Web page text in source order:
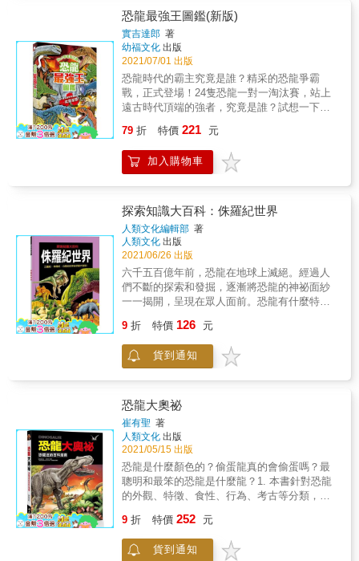
學家的工作 ▌ 考古學家的工作除了「發掘」之
外，要做的事情還有很多，跟著套盒內附的
「我的恐龍研究筆記本」，一步一步成為小小
考古學家吧！當發掘考古遺跡後，考古學家要
記錄發現到的情形，包括內容、時間、過程、
方法等。挖出化石後，小小考古學家能根據整
理出來的資料復原出古代恐龍的樣貌喔，這個
過程目的是培養孩子的觀察力和描述能力。 ▌
不只是玩具，也是恐龍小百科 ▌ 「我的恐龍研
究筆記本」裡收錄了15種詳細的恐龍檔案，有
霸王龍、棘龍、梁龍、三角龍、劍龍、甲龍等
等，超多恐龍種類，讓孩子不只享受挖掘、組
介紹後設下小問答，幫助孩子複習，並訓練歸
納重點的能力。 ▌在家就能體驗逛博物館 ▌ 超
擬真又精巧的霸王龍化石，還原真實恐龍的化
石，彷彿走進博物館，一睹霸王龍帥氣的樣
貌！還能收藏起來，快來打造專屬你的恐龍博
物館吧！另外，霸王龍的四肢和頭部具有可動
性，小手動一動&hellip;&hellip;哇！霸王龍動起
來了！栩栩如生，彷彿霸王龍重現於世！ ▌適
合家長陪同，增進親子互動 ▌ 本產品皆採用安
議家長陪同孩子一起挖掘、組裝霸王龍化石，
家長放心、小孩也玩得開心，並增進親子感
情。 ＊適讀年齡：4歲以上
3D繪圖技術、以及豐富的動物行為知識，來重
現本書中獨一無二的史前動物圖像。 本書特色
高畫質3D電腦成像重現恐龍與其化史前生物的
精緻細節 活靈活現的各種恐龍躍然書頁之上 千
萬得小心，牠們就要跑出來了！ 穿越時空 回到
中生代，探訪漫步於陸地的凶猛恐龍、飛翔於
天空的可怕翼龍、以及巡游於大海的海生爬行
動物。 證據說話 運用最新的出土化石與研究成
果，以詳盡的細節探索每一類史前動物，綱舉
僅介紹各種令人著迷的史前物種，還探索許多
相關的恐龍科學，包括演化過程、類型、生活
型態、大型恐龍如何滅絕，以及科學家何以認
恐龍最強王圖鑑(新版)
實吉達郎 著
幼福文化 出版
2021/07/01 出版
恐龍時代的霸主究竟是誰？精采的恐龍爭霸
戰，正式登場！24隻恐龍一對一淘汰賽，站上
遠古時代頂端的強者，究竟是誰？試想一下，
古生物學研究為根據，加以揣想恐龍一對一打
鬥時，那一幕幕驚人刺激的場面。透過精美細
膩的擬真恐龍插畫，結合關於恐龍的豐富知
指標性的24隻恐龍兩兩對決中，認識牠們的特
徵和習性，滿足恐龍迷們旺盛的好奇心、激發
天馬行空的想像力。除了精采的恐龍搏鬥場
面，專欄內容還收錄許多恐龍相關知識，讓新
舊恐龍迷們都能讀得淋漓痛快！★根據古生物
學研究資料推測而描繪的戰鬥場景。★詳加介
紹24種恐龍外型特徵、攻擊與防禦絕招。★結
合知識與想像力的圖鑑書，恐龍迷們絕不能錯
過！
79 折 特價 221 元
加入購物車
探索知識大百科：侏羅紀世界
人類文化編輯部 著
人類文化 出版
2021/06/26 出版
六千五百億年前，恐龍在地球上滅絕。經過人
們不斷的探索和發掘，逐漸將恐龍的神祕面紗
一一揭開，呈現在眾人面前。恐龍有什麼特殊
到書中尋找答案吧！本書特色1.精選孩子喜歡
的三疊紀、侏羅紀、白堊紀恐龍，先簡單說明
外觀特徵，再詳細介紹牠們的生活習性和特
恐龍均標示身長、體重、食性和生活地區，方
便快速查閱資料；以圖表方式呈現三疊紀、侏
羅紀、白堊紀等年代，孩子更容易理解。4.標
示恐龍與人類大小比例圖，孩子透過想像，區
分恐龍的體型大小。5.圖片生動且具有張力，
孩子可根據圖文的搭配，提升閱讀興趣，增加
恐龍相關知識。6.有趣的「恐龍之謎Q&A」，
以問答方式，帶領孩子探索更多關於恐龍的未
解之謎。7.附精緻恐龍拉頁大圖，滿足視覺上
9 折 特價 126 元
貨到通知
恐龍大奧祕
崔有聖 著
人類文化 出版
2021/05/15 出版
恐龍是什麼顏色的？偷蛋龍真的會偷蛋嗎？最
聰明和最笨的恐龍是什麼龍？1. 本書針對恐龍
的外觀、特徵、食性、行為、考古等分類，整
與疑惑。2. 題目由淺入深，內容趣味而完整，
帶領孩子逐步了解恐龍的一切。3. 搭配仿真寫
實的插畫與背景，深刻認識恐龍的樣貌與生活
9 折 特價 252 元
貨到通知